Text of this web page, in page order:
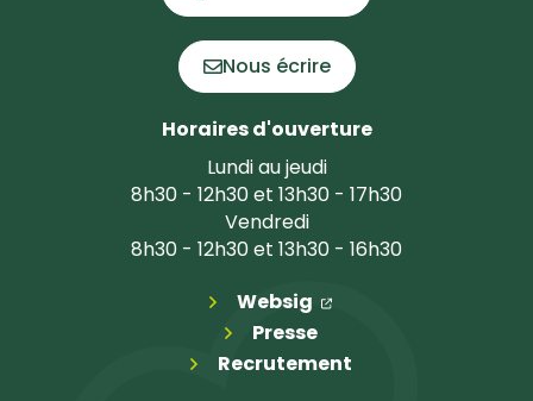
Nous écrire
Horaires d'ouverture
Lundi au jeudi
8h30 - 12h30 et 13h30 - 17h30
Vendredi
8h30 - 12h30 et 13h30 - 16h30
Websig (ouverture dans un
(ouverture dans
Presse
Recrutement